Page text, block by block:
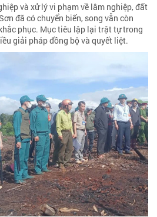
và xử lý vi phạm về lâm nghiệp, đất
đã có chuyển biến, song vẫn còn
phục. Mục tiêu lập lại trật tự trong
giải pháp đồng bộ và quyết liệt.